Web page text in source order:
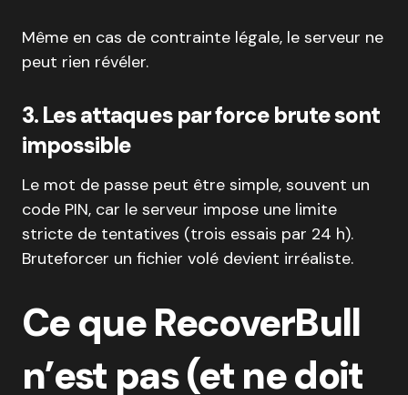
Même en cas de contrainte légale, le serveur ne
peut rien révéler.
3. Les attaques par force brute sont
impossible
Le mot de passe peut être simple, souvent un
code PIN, car le serveur impose une limite
stricte de tentatives (trois essais par 24 h).
Bruteforcer un fichier volé devient irréaliste.
Ce que RecoverBull
n’est pas (et ne doit